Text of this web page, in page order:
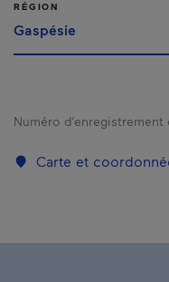
RÉGION
Gaspésie
Numéro d’enregistrement
Carte et